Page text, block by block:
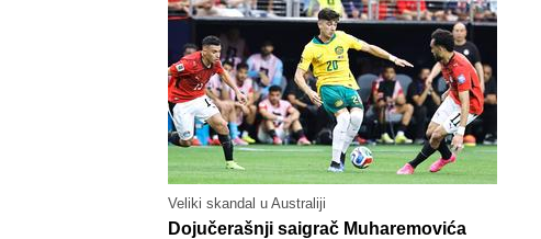
Veliki skandal u Australiji
Dojučerašnji saigrač Muharemovića